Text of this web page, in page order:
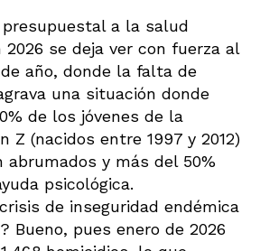
a la salud
se deja ver con fuerza al
año, donde la falta de
una situación donde
de los jóvenes de la
Z (nacidos entre 1997 y 2012)
abrumados y más del 50%
psicológica.
de inseguridad endémica
Bueno, pues enero de 2026